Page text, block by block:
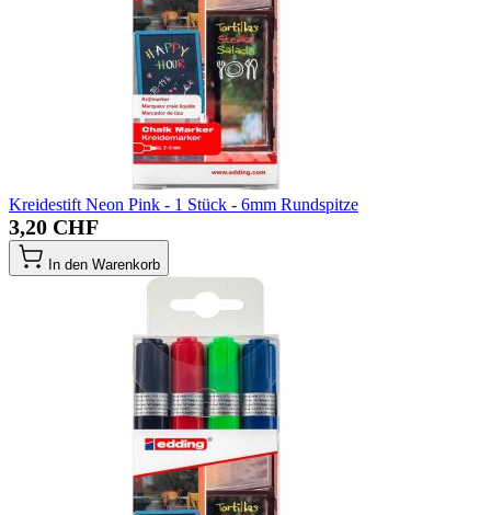
Kreidestift Neon Pink - 1 Stück - 6mm Rundspitze
3,20 CHF
In den Warenkorb